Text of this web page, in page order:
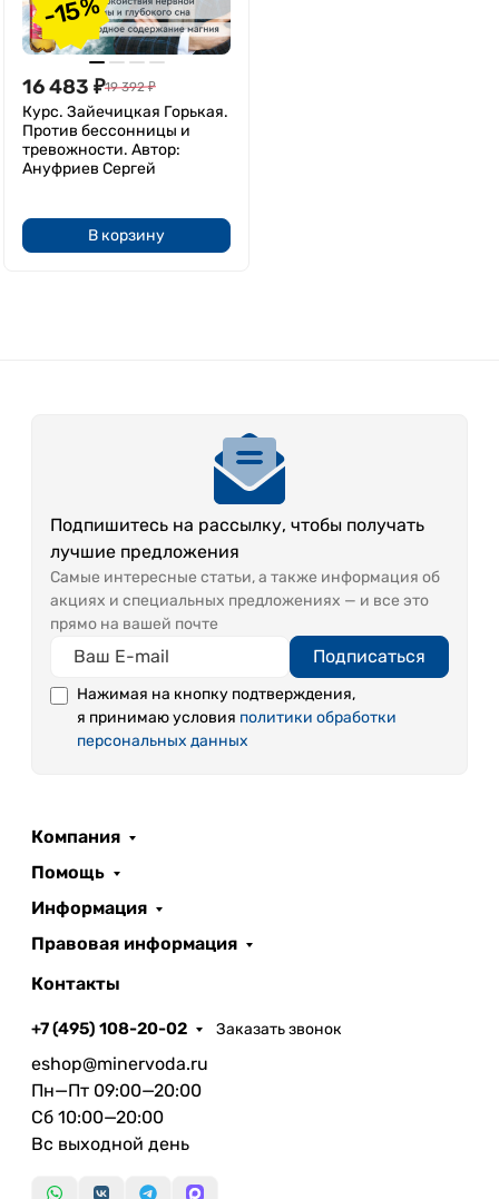
-15%
16 483 ₽19 392 ₽
Курс. Зайечицкая Горькая.
Против бессонницы и
тревожности. Автор:
Ануфриев Сергей
В корзину
Подпишитесь на рассылку, чтобы получать
лучшие предложения
Самые интересные статьи, а также информация об
акциях и специальных предложениях — и все это
прямо на вашей почте
Подписаться
Нажимая на кнопку подтверждения,
я принимаю условия политики обработки
персональных данных
Компания
Помощь
Информация
Правовая информация
Контакты
+7 (495) 108-20-02 Заказать звонок
eshop@minervoda.ru
Пн—Пт 09:00—20:00
Сб 10:00—20:00
Вс выходной день